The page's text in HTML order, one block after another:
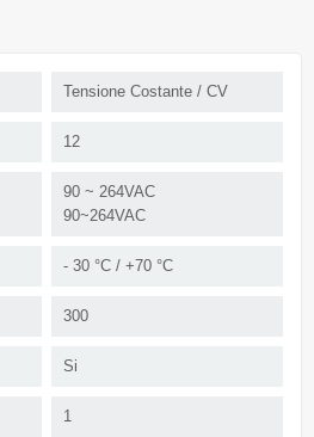
Tensione Costante / CV
12
90 ~ 264VAC
90~264VAC
- 30 °C / +70 °C
300
Si
1